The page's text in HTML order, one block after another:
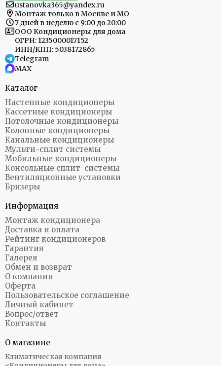
ustanovka365@yandex.ru
Монтаж только в Москве и МО
7 дней в неделю с 9:00 до 20:00
ООО Кондиционеры для дома
ОГРН: 1235000017152
ИНН/КПП: 5038172865
Telegram
MAX
Каталог
Настенные кондиционеры
Кассетные кондиционеры
Потолочные кондиционеры
Колонные кондиционеры
Канальные кондиционеры
Мульти-сплит системы
Мобильные кондиционеры
Консольные сплит-системы
Вентиляционные установки
Бризеры
Информация
Монтаж кондиционера
Доставка и оплата
Рейтинг кондиционеров
Гарантия
Галерея
Обмен и возврат
О компании
Оферта
Пользовательское соглашение
Личный кабинет
Вопрос/ответ
Контакты
О магазине
Климатическая компания